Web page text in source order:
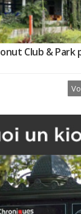
Club & Park